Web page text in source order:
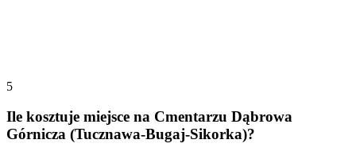
5
Ile kosztuje miejsce na Cmentarzu Dąbrowa
Górnicza (Tucznawa-Bugaj-Sikorka)?